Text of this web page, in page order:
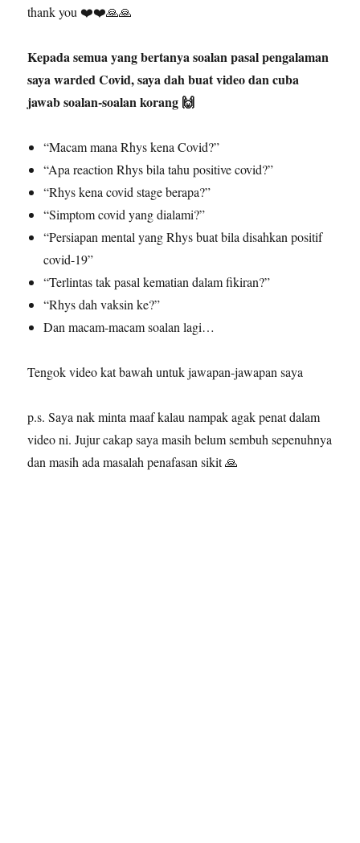
thank you ❤️❤️🙏🙏
Kepada semua yang bertanya soalan pasal pengalaman
saya warded Covid, saya dah buat video dan cuba
jawab soalan-soalan korang 🙌
“Macam mana Rhys kena Covid?”
“Apa reaction Rhys bila tahu positive covid?”
“Rhys kena covid stage berapa?”
“Simptom covid yang dialami?”
“Persiapan mental yang Rhys buat bila disahkan positif
covid-19”
“Terlintas tak pasal kematian dalam fikiran?”
“Rhys dah vaksin ke?”
Dan macam-macam soalan lagi…
Tengok video kat bawah untuk jawapan-jawapan saya
p.s. Saya nak minta maaf kalau nampak agak penat dalam
video ni. Jujur cakap saya masih belum sembuh sepenuhnya
dan masih ada masalah penafasan sikit 🙏